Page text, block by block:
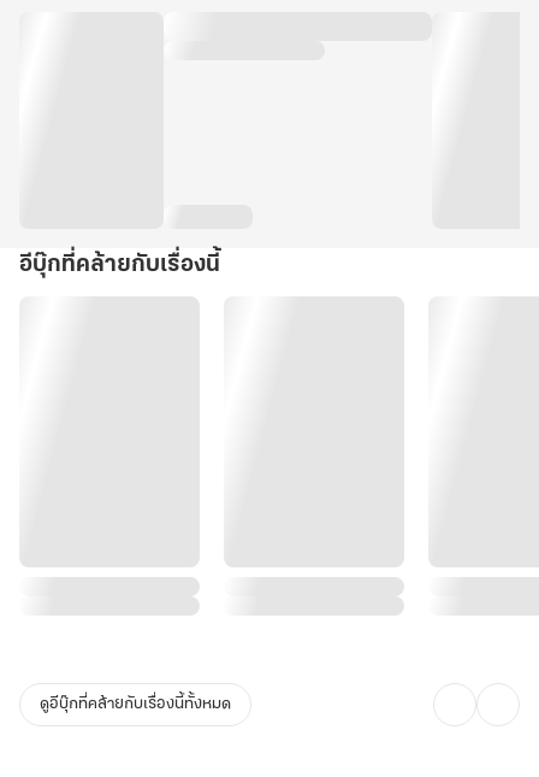
อีบุ๊กที่คล้ายกับเรื่องนี้
ดูอีบุ๊กที่คล้ายกับเรื่องนี้ทั้งหมด